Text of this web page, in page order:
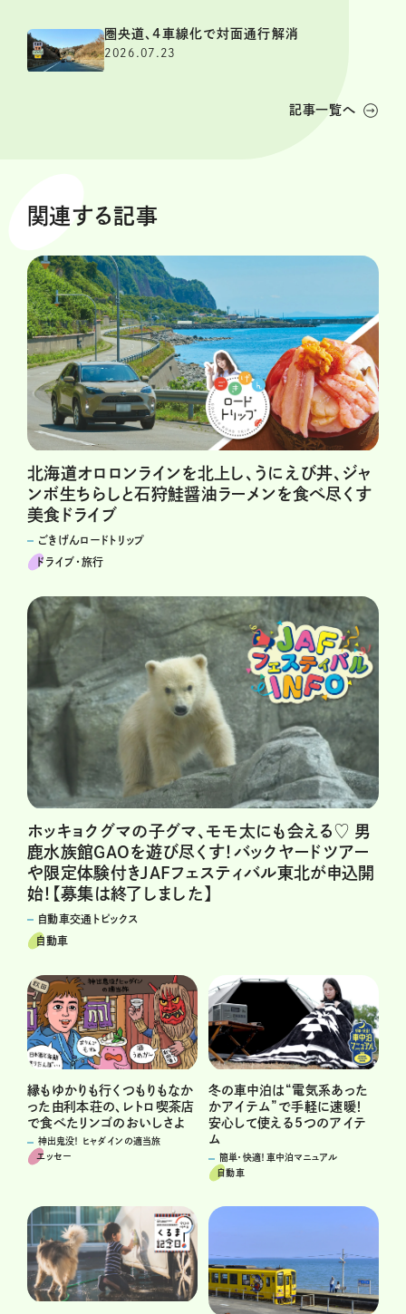
圏央道、4車線化で対面通行解消
2026.07.23
記事一覧へ
関連する記事
北海道オロロンラインを北上し、うにえび丼、ジャ
ンボ生ちらしと石狩鮭醤油ラーメンを食べ尽くす
美食ドライブ
ごきげんロードトリップ
ドライブ･旅行
ホッキョクグマの子グマ、モモ太にも会える♡ 男
鹿水族館GAOを遊び尽くす！バックヤードツアー
や限定体験付きJAFフェスティバル東北が申込開
始！【募集は終了しました】
自動車交通トピックス
自動車
縁もゆかりも行くつもりもなか
った由利本荘の、レトロ喫茶店
で食べたリンゴのおいしさよ
神出鬼没！ ヒャダインの適当旅
エッセー
冬の車中泊は“電気系あった
かアイテム”で手軽に速暖！
安心して使える5つのアイテ
ム
簡単・快適！車中泊マニュアル
自動車